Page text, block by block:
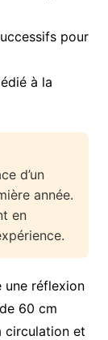
pour
à la
d’un
année.
en
une réflexion
60 cm
circulation et